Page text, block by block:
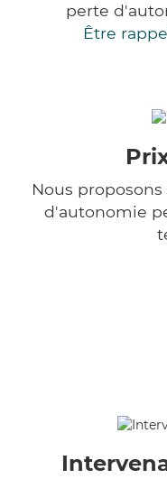
perte
Être
Nous
d'autonomie